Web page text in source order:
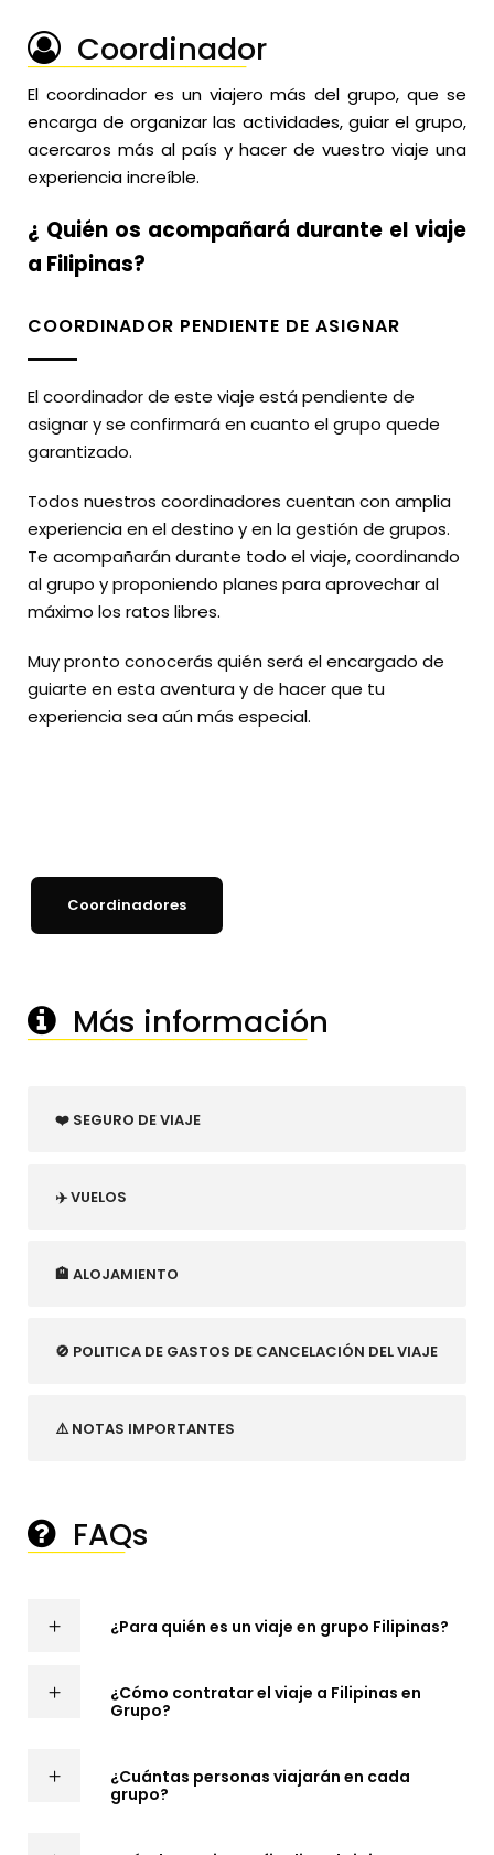
Coordinador
──────────────────
El coordinador es un viajero más del grupo, que se
encarga de organizar las actividades, guiar el grupo,
acercaros más al país y hacer de vuestro viaje una
experiencia increíble.
¿ Quién os acompañará durante el viaje
a Filipinas?
COORDINADOR PENDIENTE DE ASIGNAR
El coordinador de este viaje está pendiente de
asignar y se confirmará en cuanto el grupo quede
garantizado.
Todos nuestros coordinadores cuentan con amplia
experiencia en el destino y en la gestión de grupos.
Te acompañarán durante todo el viaje, coordinando
al grupo y proponiendo planes para aprovechar al
máximo los ratos libres.
Muy pronto conocerás quién será el encargado de
guiarte en esta aventura y de hacer que tu
experiencia sea aún más especial.
Coordinadores
Más información
───────────────────────
❤️ SEGURO DE VIAJE
✈️ VUELOS
🏨 ALOJAMIENTO
🚫 POLITICA DE GASTOS DE CANCELACIÓN DEL VIAJE
⚠️ NOTAS IMPORTANTES
FAQs
────────
¿Para quién es un viaje en grupo Filipinas?
¿Cómo contratar el viaje a Filipinas en
Grupo?
¿Cuántas personas viajarán en cada
grupo?